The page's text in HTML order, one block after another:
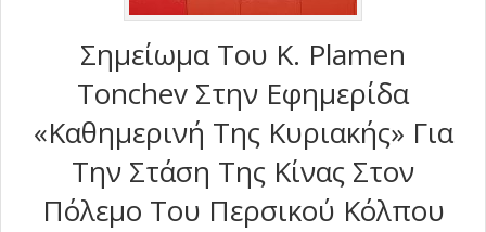
Σημείωμα Του Κ. Plamen
Tonchev Στην Εφημερίδα
«Καθημερινή Της Κυριακής» Για
Την Στάση Της Κίνας Στον
Πόλεμο Του Περσικού Κόλπου